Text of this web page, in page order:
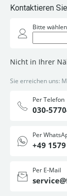
Kontaktieren
Bitte
Nicht in Ihrer
Sie erreichen uns:
Per Telefon
030-
Per
+49
Per E-Mail